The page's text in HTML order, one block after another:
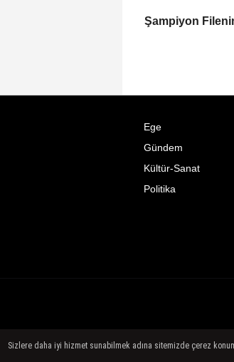
Şampiyon
Ege
Gündem
Kültür-Sanat
Politika
Sizlere daha iyi hizmet sunabilmek adına sitemizde çerez